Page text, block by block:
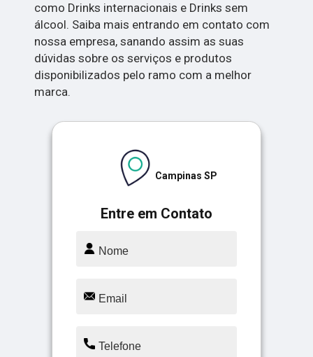
como Drinks internacionais e Drinks sem
álcool. Saiba mais entrando em contato com
nossa empresa, sanando assim as suas
dúvidas sobre os serviços e produtos
disponibilizados pelo ramo com a melhor
marca.
Entre em Contato
Campinas SP